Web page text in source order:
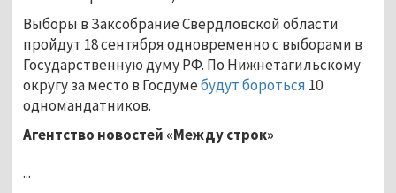
Выборы в Заксобрание Свердловской области
пройдут 18 сентября одновременно с выборами в
Государственную думу РФ. По Нижнетагильскому
округу за место в Госдумебудут бороться 10
одномандатников.
Агентство новостей «Между строк»
...